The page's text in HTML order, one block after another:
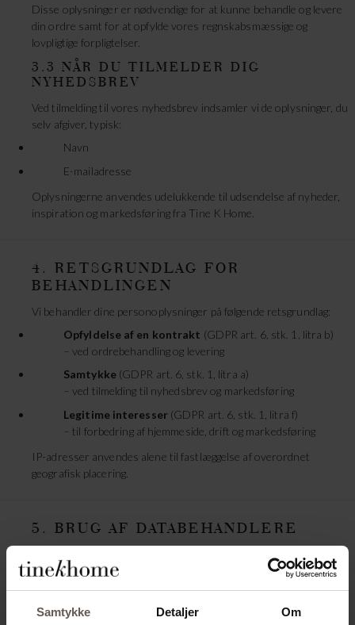
Samtykke Detaljer Om
Disse oplysninger er nødvendige for at kunne behandle og levere
din ordre samt for at opfylde vores regnskabsmæssige og
lovpligtige forpligtelser.
3.3 NÅR DU TILMELDER DIG
NYHEDSBREV
Ved tilmelding til vores nyhedsbrev indsamler vi de oplysninger, du
selv afgiver, typisk:
Navn
E-mailadresse
Oplysningerne anvendes udelukkende til udsendelse af nyheder,
inspiration og markedsføring fra Tine K Home.
4. RETSGRUNDLAG FOR
BEHANDLINGEN
Vi behandler dine personoplysninger på følgende retsgrundlag:
Opfyldelse af en kontrakt (GDPR art. 6, stk. 1, litra b)
– ved ordrebehandling og levering
Samtykke(GDPR art. 6, stk. 1, litra a)
– ved tilmelding til nyhedsbrev og markedsføring
Legitime interesser(GDPR art. 6, stk. 1, litra f)
– til forbedring af hjemmeside, drift og markedsføring
IP-adresser anvendes alene til fastlæggelse af overordnet
geografisk placering.
5. BRUG AF DATABEHANDLERE
blandt andet:
Teknisk drift af hjemmesiden
Analyse og statistik